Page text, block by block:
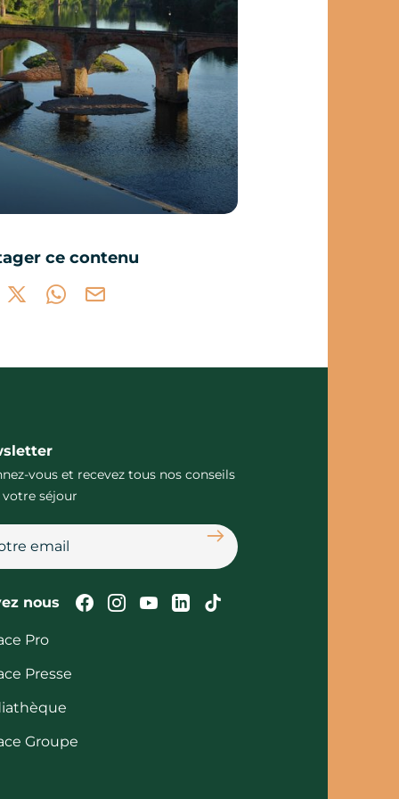
ce contenu
sur Facebook (nouvelle fenêtre)
Partager sur X / Twitter (nouvelle fenêtre)
Partager sur WhatsApp
Partager par mail
vous et recevez tous nos conseils
séjour
S'abonner
nous Suivez-nous sur Facebook
Suivez-nous sur Instagram
Suivez-nous sur Youtube
Suivez-nous sur
Pro
Presse
Groupe